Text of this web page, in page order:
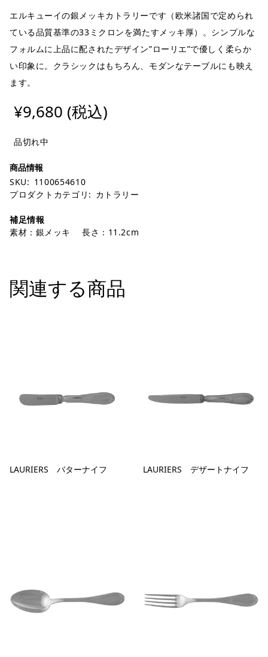
エルキューイの銀メッキカトラリーです（欧米諸国で定められ
ている品質基準の33ミクロンを満たすメッキ厚）。シンプルな
フォルムに上品に配されたデザイン”ローリエ”で優しく柔らか
い印象に。クラシックはもちろん、モダンなテーブルにも映え
ます。
¥9,680 (税込)
品切れ中
SKU: 1100654610
プロダクトカテゴリ: カトラリー
補足情報
素材：銀メッキ 長さ：11.2cm
関連する商品
LAURIERS バターナイフ LAURIERS デザートナイフ